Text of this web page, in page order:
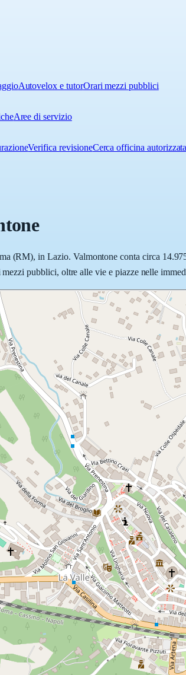
Autovelox e tutorOrari mezzi pubblici
Aree di servizio
Verifica revisioneCerca officina
(RM), in Lazio. Valmontone conta circa
pubblici, oltre alle vie e piazze nelle